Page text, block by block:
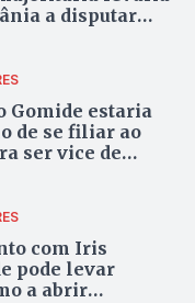
a disputar
Gomide estaria
de se filiar ao
ser vice de
com Iris
pode levar
a abrir